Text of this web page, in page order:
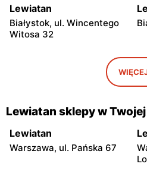
Lewiatan
Białystok, ul. Wincentego
Witosa 32
Białystok, ul. Prowiantowa
Lewiatan
Białystok al. Józefa
Piłsudskiego 19/1
Lewiatan
Lewiatan sklepy w
Lewiatan
Warszawa, ul. Pańska 67